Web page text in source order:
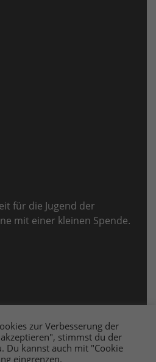
für die Jugend der
mit einer kleinen Spende.
zur Verbesserung der
stimmst du der
Du kannst auch mit "Cookie
eingrenzen.